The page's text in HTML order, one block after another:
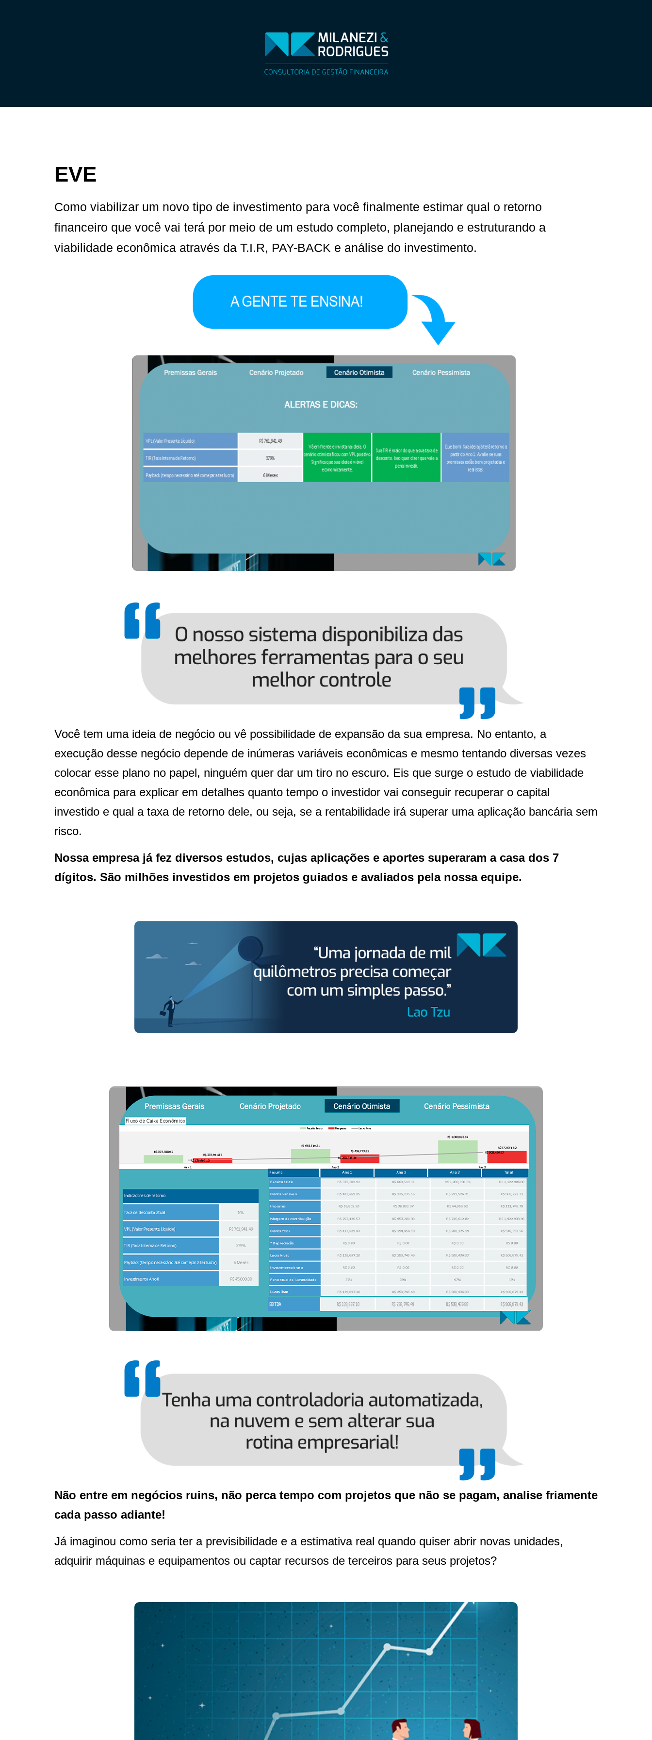
EVE
Como viabilizar um novo tipo de investimento para você finalmente estimar qual o retorno
financeiro que você vai terá por meio de um estudo completo, planejando e estruturando a
viabilidade econômica através da T.I.R, PAY-BACK e análise do investimento.
Você tem uma ideia de negócio ou vê possibilidade de expansão da sua empresa. No entanto, a
execução desse negócio depende de inúmeras variáveis econômicas e mesmo tentando diversas vezes
colocar esse plano no papel, ninguém quer dar um tiro no escuro. Eis que surge o estudo de viabilidade
econômica para explicar em detalhes quanto tempo o investidor vai conseguir recuperar o capital
investido e qual a taxa de retorno dele, ou seja, se a rentabilidade irá superar uma aplicação bancária sem
risco.
Nossa empresa já fez diversos estudos, cujas aplicações e aportes superaram a casa dos 7
dígitos. São milhões investidos em projetos guiados e avaliados pela nossa equipe.
Não entre em negócios ruins, não perca tempo com projetos que não se pagam, analise friamente
cada passo adiante!
Já imaginou como seria ter a previsibilidade e a estimativa real quando quiser abrir novas unidades,
adquirir máquinas e equipamentos ou captar recursos de terceiros para seus projetos?